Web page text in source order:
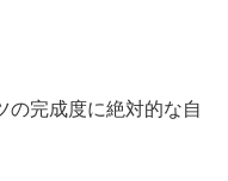
の完成度に絶対的な自